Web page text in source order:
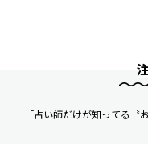
「占い師だけが知ってる〝